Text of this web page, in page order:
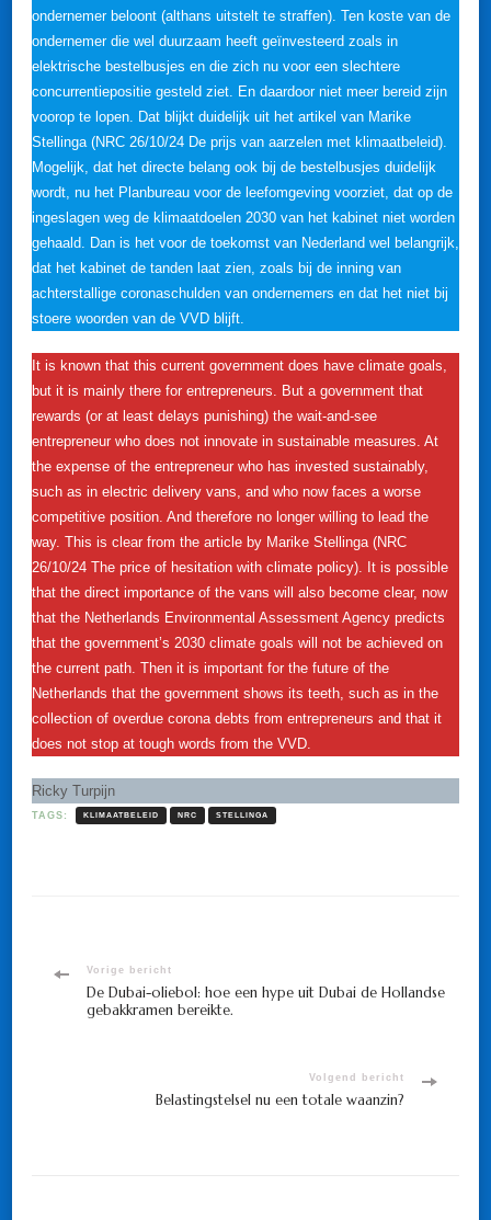
ondernemer beloont (althans uitstelt te straffen). Ten koste van de
ondernemer die wel duurzaam heeft geïnvesteerd zoals in
elektrische bestelbusjes en die zich nu voor een slechtere
concurrentiepositie gesteld ziet. En daardoor niet meer bereid zijn
voorop te lopen. Dat blijkt duidelijk uit het artikel van Marike
Stellinga (NRC 26/10/24 De prijs van aarzelen met klimaatbeleid).
Mogelijk, dat het directe belang ook bij de bestelbusjes duidelijk
wordt, nu het Planbureau voor de leefomgeving voorziet, dat op de
ingeslagen weg de klimaatdoelen 2030 van het kabinet niet worden
gehaald. Dan is het voor de toekomst van Nederland wel belangrijk,
dat het kabinet de tanden laat zien, zoals bij de inning van
achterstallige coronaschulden van ondernemers en dat het niet bij
stoere woorden van de VVD blijft.
It is known that this current government does have climate goals,
but it is mainly there for entrepreneurs. But a government that
rewards (or at least delays punishing) the wait-and-see
entrepreneur who does not innovate in sustainable measures. At
the expense of the entrepreneur who has invested sustainably,
such as in electric delivery vans, and who now faces a worse
competitive position. And therefore no longer willing to lead the
way. This is clear from the article by Marike Stellinga (NRC
26/10/24 The price of hesitation with climate policy). It is possible
that the direct importance of the vans will also become clear, now
that the Netherlands Environmental Assessment Agency predicts
that the government’s 2030 climate goals will not be achieved on
the current path. Then it is important for the future of the
Netherlands that the government shows its teeth, such as in the
collection of overdue corona debts from entrepreneurs and that it
does not stop at tough words from the VVD.
Ricky Turpijn
TAGS: KLIMAATBELEID NRC STELLINGA
Bericht
navigatie
Vorige bericht
De Dubai-oliebol: hoe een hype uit Dubai de Hollandse
gebakkramen bereikte.
Volgend bericht
Belastingstelsel nu een totale waanzin?